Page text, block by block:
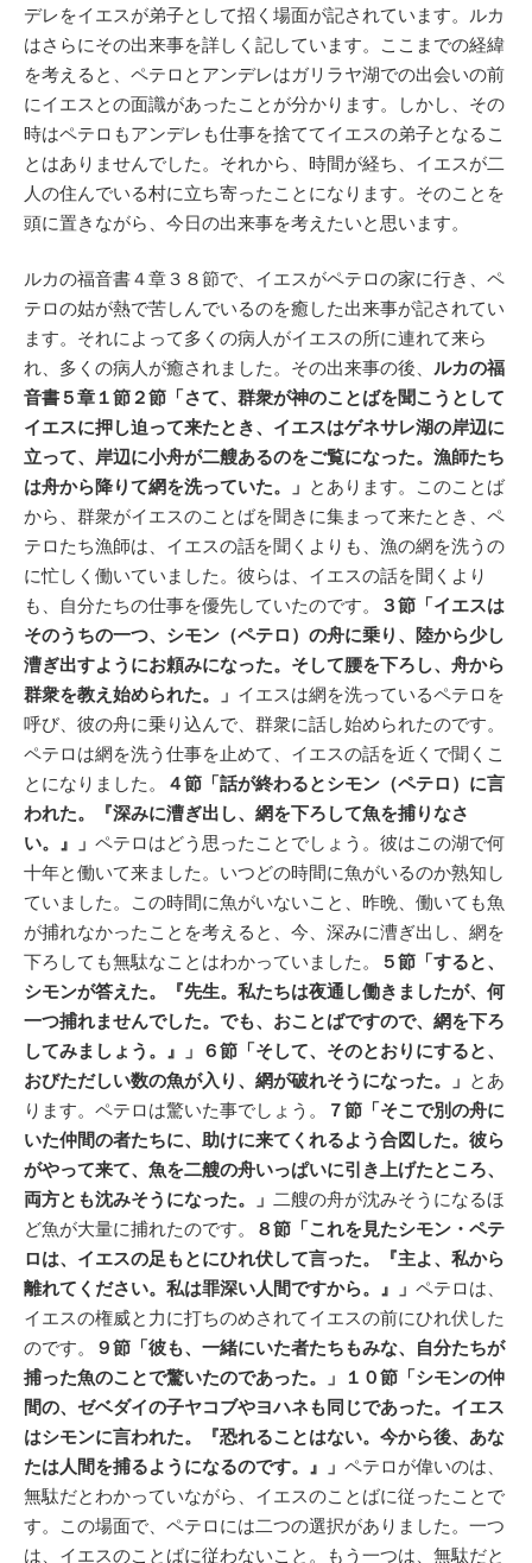
デレをイエスが弟子として招く場面が記されています。ルカ
はさらにその出来事を詳しく記しています。ここまでの経緯
を考えると、ペテロとアンデレはガリラヤ湖での出会いの前
にイエスとの面識があったことが分かります。しかし、その
時はペテロもアンデレも仕事を捨ててイエスの弟子となるこ
とはありませんでした。それから、時間が経ち、イエスが二
人の住んでいる村に立ち寄ったことになります。そのことを
頭に置きながら、今日の出来事を考えたいと思います。
ルカの福音書４章３８節で、イエスがペテロの家に行き、ペ
テロの姑が熱で苦しんでいるのを癒した出来事が記されてい
ます。それによって多くの病人がイエスの所に連れて来ら
れ、多くの病人が癒されました。その出来事の後、 ルカの福
音書５章１節２節「さて、群衆が神のことばを聞こうとして
イエスに押し迫って来たとき、イエスはゲネサレ湖の岸辺に
立って、岸辺に小舟が二艘あるのをご覧になった。漁師たち
は舟から降りて網を洗っていた。」 とあります。このことば
から、群衆がイエスのことばを聞きに集まって来たとき、ペ
テロたち漁師は、イエスの話を聞くよりも、漁の網を洗うの
に忙しく働いていました。彼らは、イエスの話を聞くより
も、自分たちの仕事を優先していたのです。
３節「イエスは
そのうちの一つ、シモン（ペテロ）の舟に乗り、陸から少し
漕ぎ出すようにお頼みになった。そして腰を下ろし、舟から
群衆を教え始められた。」 イエスは網を洗っているペテロを
呼び、彼の舟に乗り込んで、群衆に話し始められたのです。
ペテロは網を洗う仕事を止めて、イエスの話を近くで聞くこ
とになりました。
４節「話が終わるとシモン（ペテロ）に言
われた。『深みに漕ぎ出し、網を下ろして魚を捕りなさ
い。』」 ペテロはどう思ったことでしょう。彼はこの湖で何
十年と働いて来ました。いつどの時間に魚がいるのか熟知し
ていました。この時間に魚がいないこと、昨晩、働いても魚
が捕れなかったことを考えると、今、深みに漕ぎ出し、網を
下ろしても無駄なことはわかっていました。
５節「すると、
シモンが答えた。『先生。私たちは夜通し働きましたが、何
一つ捕れませんでした。でも、おことばですので、網を下ろ
してみましょう。』」６節「そして、そのとおりにすると、
おびただしい数の魚が入り、網が破れそうになった。」 とあ
ります。ペテロは驚いた事でしょう。
７節「そこで別の舟に
いた仲間の者たちに、助けに来てくれるよう合図した。彼ら
がやって来て、魚を二艘の舟いっぱいに引き上げたところ、
両方とも沈みそうになった。」 二艘の舟が沈みそうになるほ
ど魚が大量に捕れたのです。
８節「これを見たシモン・ペテ
ロは、イエスの足もとにひれ伏して言った。『主よ、私から
離れてください。私は罪深い人間ですから。』」 ペテロは、
イエスの権威と力に打ちのめされてイエスの前にひれ伏した
のです。
９節「彼も、一緒にいた者たちもみな、自分たちが
捕った魚のことで驚いたのであった。」１０節「シモンの仲
間の、ゼベダイの子ヤコブやヨハネも同じであった。イエス
はシモンに言われた。『恐れることはない。今から後、あな
たは人間を捕るようになるのです。』」 ペテロが偉いのは、
無駄だとわかっていながら、イエスのことばに従ったことで
す。この場面で、ペテロには二つの選択がありました。一つ
は、イエスのことばに従わないこと。もう一つは、無駄だと